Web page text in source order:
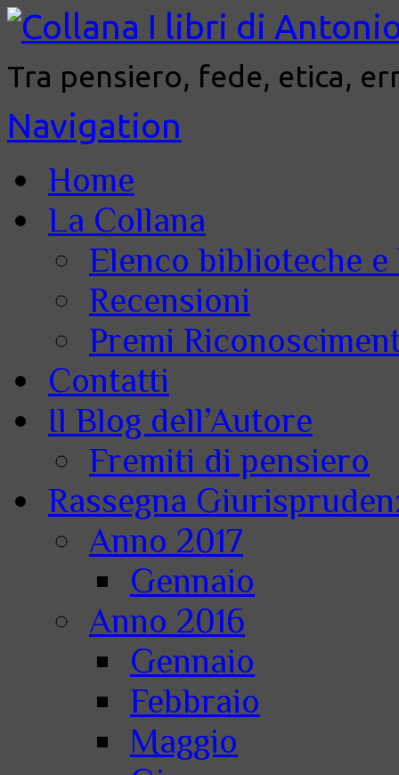
Tra pensiero, fede, etica,
Navigation
Home
La Collana
Elenco biblioteche
Recensioni
Premi
Contatti
Il Blog dell’Autore
Fremiti di pensiero
Rassegna
Anno 2017
Gennaio
Anno 2016
Gennaio
Febbraio
Maggio